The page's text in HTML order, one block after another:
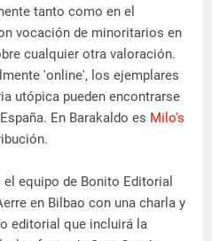
tanto como en el
vocación de minoritarios en
cualquier otra valoración.
'online', los ejemplares
utópica pueden encontrarse
En Barakaldo es Milo's
equipo de Bonito Editorial
en Bilbao con una charla y
editorial que incluirá la